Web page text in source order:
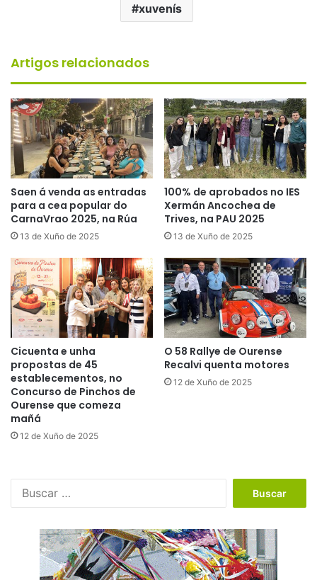
xuvenís
Artigos relacionados
Saen á venda as entradas
para a cea popular do
CarnaVrao 2025, na Rúa
13 de Xuño de 2025
100% de aprobados no IES
Xermán Ancochea de
Trives, na PAU 2025
13 de Xuño de 2025
Cicuenta e unha
propostas de 45
establecementos, no
Concurso de Pinchos de
Ourense que comeza
mañá
12 de Xuño de 2025
O 58 Rallye de Ourense
Recalvi quenta motores
12 de Xuño de 2025
c
a
r
: